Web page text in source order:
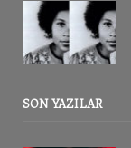
SON YAZILAR